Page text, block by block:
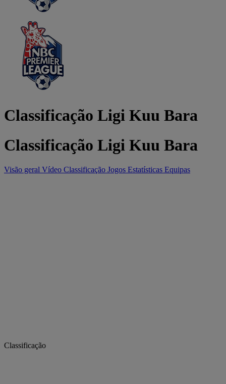
Classificação Ligi Kuu Bara
Classificação Ligi Kuu Bara
Visão geral Vídeo Classificação Jogos Estatísticas Equipas
Classificação